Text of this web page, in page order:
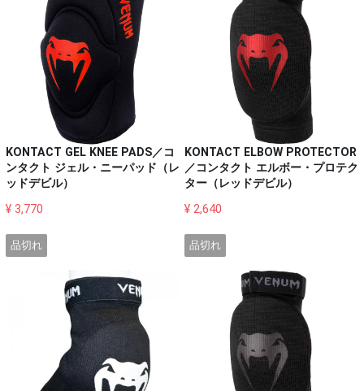
KONTACT GEL KNEE PADS／コ
ンタクト ジェル・ニーパッド（レ
ッドデビル）
¥ 3,770
KONTACT ELBOW PROTECTOR
／コンタクト エルボー・プロテク
ター（レッドデビル）
¥ 2,640
品切れ 品切れ